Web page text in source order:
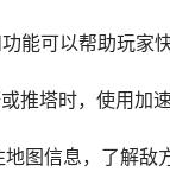
能可以帮助玩家
推塔时，使用加
图信息，了解敌